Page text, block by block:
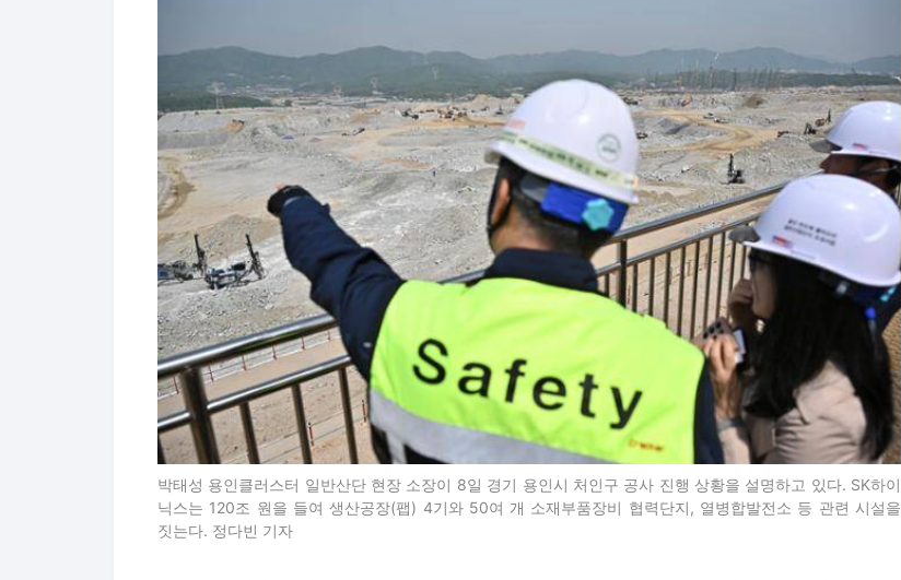
박태성 용인클러스터 일반산단 현장 소장이 8일 경기 용인시 처인구 공사 진행 상황을 설명하고 있다. SK하이
닉스는 120조 원을 들여 생산공장(팹) 4기와 50여 개 소재부품장비 협력단지, 열병합발전소 등 관련 시설을
짓는다. 정다빈 기자